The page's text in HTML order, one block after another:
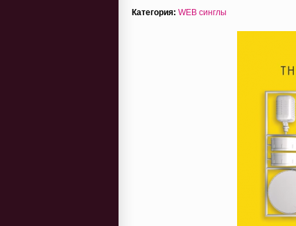
Категория: WEB синглы